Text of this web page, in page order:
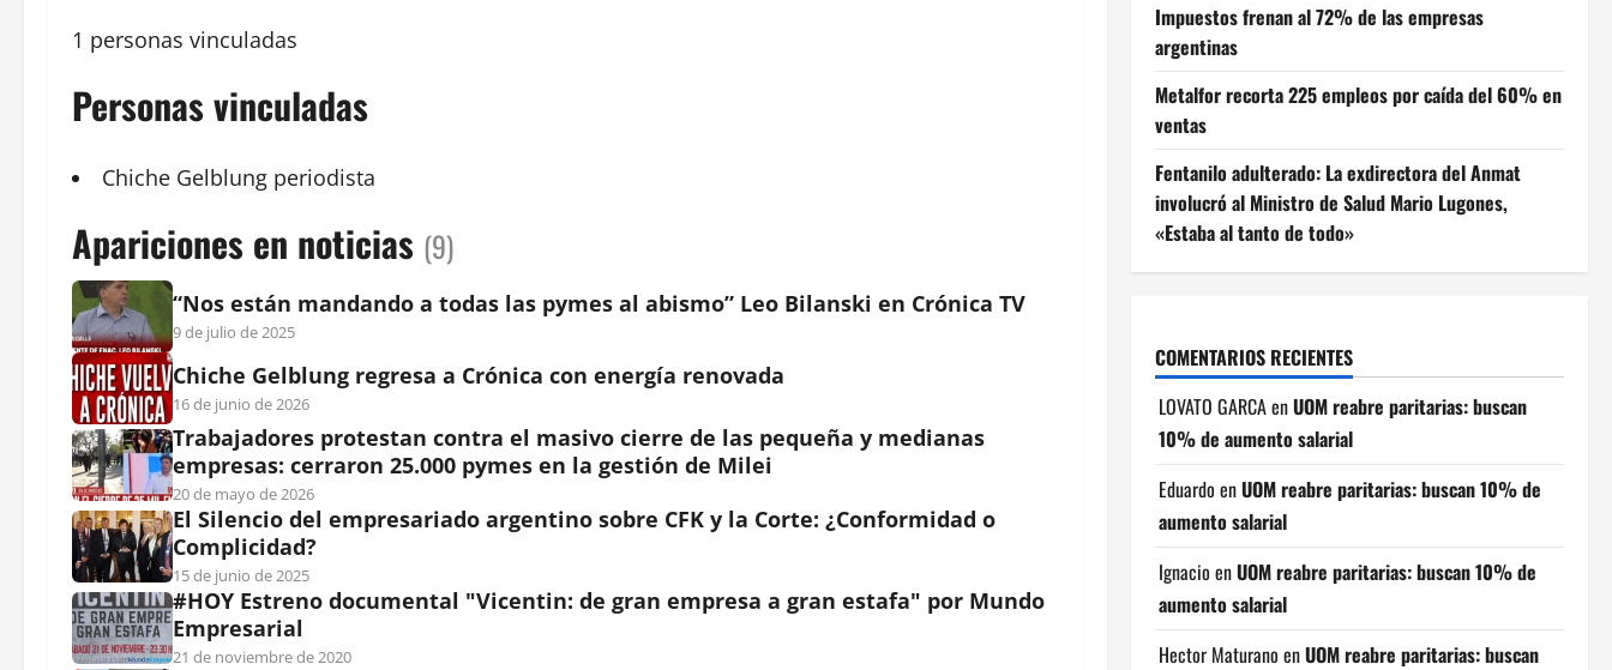
1 personas vinculadas
Personas vinculadas
Chiche Gelblung periodista
Apariciones en noticias (9)
“Nos están mandando a todas las pymes al abismo” Leo Bilanski en Crónica TV
9 de julio de 2025
Chiche Gelblung regresa a Crónica con energía renovada
16 de junio de 2026
Trabajadores protestan contra el masivo cierre de las pequeña y medianas
empresas: cerraron 25.000 pymes en la gestión de Milei
20 de mayo de 2026
El Silencio del empresariado argentino sobre CFK y la Corte: ¿Conformidad o
Complicidad?
15 de junio de 2025
#HOY Estreno documental "Vicentin: de gran empresa a gran estafa" por Mundo
Empresarial
21 de noviembre de 2020
Impuestos frenan al 72% de las empresas
argentinas
Metalfor recorta 225 empleos por caída del 60% en
ventas
Fentanilo adulterado: La exdirectora del Anmat
involucró al Ministro de Salud Mario Lugones,
«Estaba al tanto de todo»
COMENTARIOS RECIENTES
LOVATO GARCAenUOM reabre paritarias: buscan
10% de aumento salarial
Eduardo enUOM reabre paritarias: buscan 10% de
aumento salarial
Ignacio enUOM reabre paritarias: buscan 10% de
aumento salarial
Hector Maturano enUOM reabre paritarias: buscan